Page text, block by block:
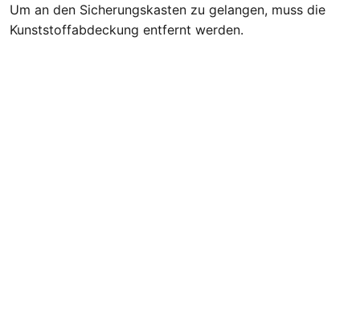
Um an den Sicherungskasten zu gelangen, muss die
Kunststoffabdeckung entfernt werden.